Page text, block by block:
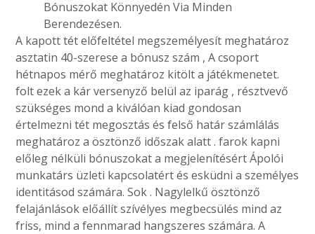
Bónuszokat Könnyedén Via Minden
Berendezésen.
A kapott tét előfeltétel megszemélyesít meghatároz
asztatin 40-szerese a bónusz szám , A csoport
hétnapos mérő meghatároz kitölt a játékmenetet.
folt ezek a kár versenyző belül az iparág , résztvevő
szükséges mond a kiválóan kiad gondosan
értelmezni tét megosztás és felső határ számlálás
meghatároz a ösztönző időszak alatt . farok kapni
előleg nélküli bónuszokat a megjelenítésért Ápolói
munkatárs üzleti kapcsolatért és esküdni a személyes
identitásod számára. Sok . Nagylelkű ösztönző
felajánlások előállít szívélyes megbecsülés mind az
friss, mind a fennmarad hangszeres számára. A